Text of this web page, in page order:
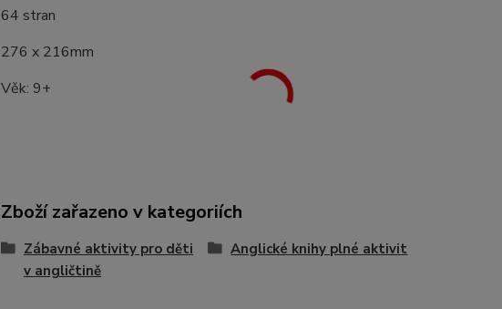
64 stran
276 x 216mm
Věk: 9+
Zboží zařazeno v kategoriích
Zábavné aktivity pro děti
v angličtině
Anglické knihy plné aktivit